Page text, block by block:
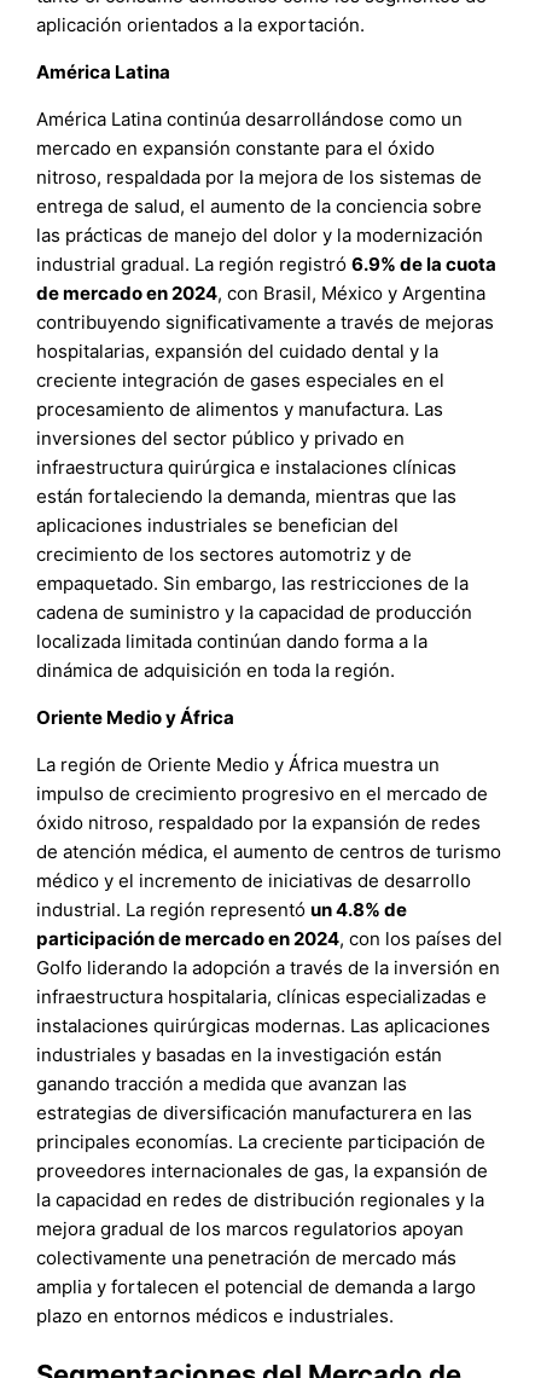
aplicación orientados a la exportación.
América Latina
América Latina continúa desarrollándose como un
mercado en expansión constante para el óxido
nitroso, respaldada por la mejora de los sistemas de
entrega de salud, el aumento de la conciencia sobre
las prácticas de manejo del dolor y la modernización
industrial gradual. La región registró6.9% de la cuota
de mercado en 2024, con Brasil, México y Argentina
contribuyendo significativamente a través de mejoras
hospitalarias, expansión del cuidado dental y la
creciente integración de gases especiales en el
procesamiento de alimentos y manufactura. Las
inversiones del sector público y privado en
infraestructura quirúrgica e instalaciones clínicas
están fortaleciendo la demanda, mientras que las
aplicaciones industriales se benefician del
crecimiento de los sectores automotriz y de
empaquetado. Sin embargo, las restricciones de la
cadena de suministro y la capacidad de producción
localizada limitada continúan dando forma a la
dinámica de adquisición en toda la región.
Oriente Medio y África
La región de Oriente Medio y África muestra un
impulso de crecimiento progresivo en el mercado de
óxido nitroso, respaldado por la expansión de redes
de atención médica, el aumento de centros de turismo
médico y el incremento de iniciativas de desarrollo
industrial. La región representó un 4.8% de
participación de mercado en 2024, con los países del
Golfo liderando la adopción a través de la inversión en
infraestructura hospitalaria, clínicas especializadas e
instalaciones quirúrgicas modernas. Las aplicaciones
industriales y basadas en la investigación están
ganando tracción a medida que avanzan las
estrategias de diversificación manufacturera en las
principales economías. La creciente participación de
proveedores internacionales de gas, la expansión de
la capacidad en redes de distribución regionales y la
mejora gradual de los marcos regulatorios apoyan
colectivamente una penetración de mercado más
amplia y fortalecen el potencial de demanda a largo
plazo en entornos médicos e industriales.